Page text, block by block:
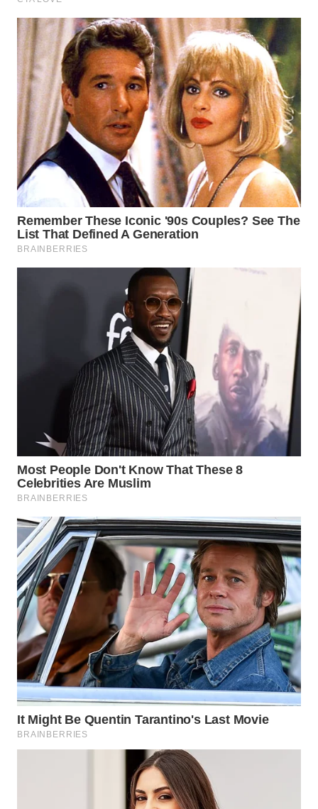
WAHANANEWS
CO ID
WAHANANEWS
NET
WAHANA
SPORT
UMKM
WAHANA
SELEB
WAHANA
DESA
WISATA
LAPAK
WAHANA
Wahana
Network
KONSUMEN
LISTRIK
MASYARAKAT
KELISTRIKAN
WALINKI
ID